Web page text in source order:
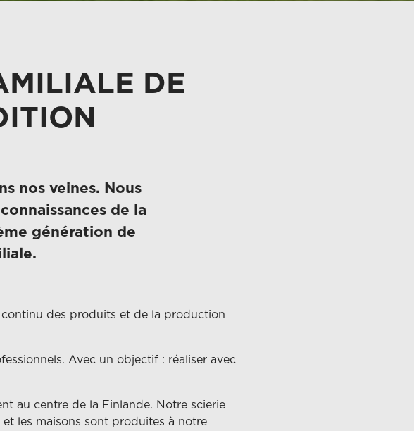
DE
nos veines. Nous
de la
génération de
des produits et de la production
Avec un objectif : réaliser avec
au centre de la Finlande. Notre scierie
les maisons sont produites à notre